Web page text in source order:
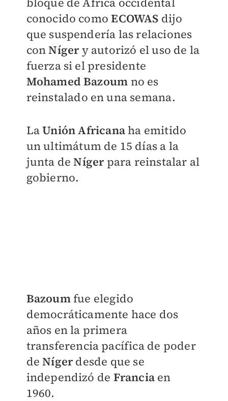
conocido comoECOWAS dijo
que suspendería las relaciones
conNígery autorizó el uso de la
fuerza si el presidente
Mohamed Bazoum no es
reinstalado en una semana.
LaUnión Africanaha emitido
un ultimátum de 15 días a la
junta deNíger para reinstalar al
gobierno.
Bazoumfue elegido
democráticamente hace dos
años en la primera
transferencia pacífica de poder
deNígerdesde que se
independizó de Francia en
1960.